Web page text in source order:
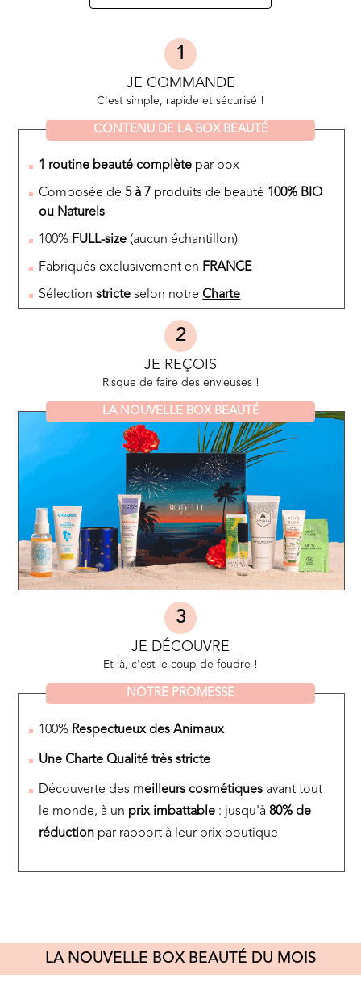
1
JE COMMANDE
C'est simple, rapide et sécurisé !
CONTENU DE LA BOX BEAUTÉ
1 routine beauté complète par box
Composée de5 à 7 produits de beauté 100% BIO
ou Naturels
100% FULL-size (aucun échantillon)
Fabriqués exclusivement en FRANCE
Sélectionstricte selon notreCharte
2
JE REÇOIS
Risque de faire des envieuses !
LA NOUVELLE BOX BEAUTÉ
3
JE DÉCOUVRE
Et là, c'est le coup de foudre !
NOTRE PROMESSE
100% Respectueux des Animaux
UneCharte Qualité très stricte
Découverte des meilleurs cosmétiques avant tout
le monde, à un prix imbattable : jusqu'à80% de
réduction par rapport à leur prix boutique
LA NOUVELLE BOX BEAUTÉ DU MOIS